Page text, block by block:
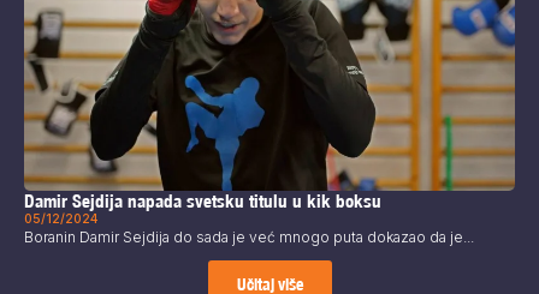
Damir Sejdija napada svetsku titulu u kik boksu
05/12/2024
Boranin Damir Sejdija do sada je već mnogo puta dokazao da je...
Učitaj više